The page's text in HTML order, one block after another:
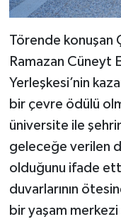
Törende konuşan
Ramazan Cüneyt
Yerleşkesi’nin
bir çevre ödülü
üniversite ile
geleceğe verilen
olduğunu ifade
duvarlarının
bir yaşam